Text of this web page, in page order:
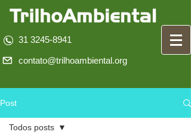
31 3245-8941
contato@trilhoambiental.org
Post
Todos posts